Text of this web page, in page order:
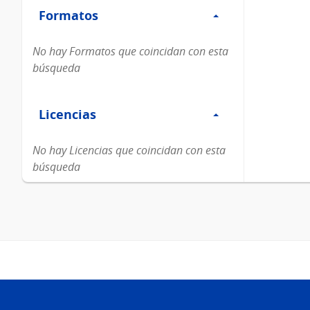
Formatos
Formatos
No hay Formatos que coincidan con esta
búsqueda
Licencias
Licencias
No hay Licencias que coincidan con esta
búsqueda